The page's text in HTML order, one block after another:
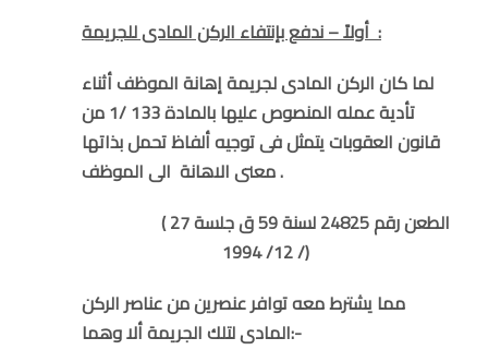
أولاً–
ندفع بإنتفاء الركن المادى للجريمة :
لما كان الركن المادى لجريمة إهانة الموظف أثناء
تأدية عمله المنصوص عليها بالمادة 133 /1 من
قانون العقوبات يتمثل فى توجيه ألفاظ تحمل بذاتها
معنى الاهانة الى الموظف .
( الطعن رقم 24825 لسنة 59 ق جلسة 27
/ 12/ 1994)
مما يشترط معه توافر عنصرين من عناصر الركن
المادى لتلك الجريمة ألا وهما:-